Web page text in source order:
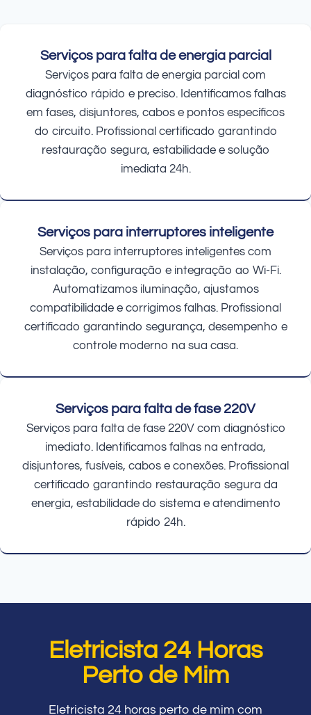
Serviços para falta de energia parcial
Serviços para falta de energia parcial com
diagnóstico rápido e preciso. Identificamos falhas
em fases, disjuntores, cabos e pontos específicos
do circuito. Profissional certificado garantindo
restauração segura, estabilidade e solução
imediata 24h.
Serviços para interruptores inteligente
Serviços para interruptores inteligentes com
instalação, configuração e integração ao Wi-Fi.
Automatizamos iluminação, ajustamos
compatibilidade e corrigimos falhas. Profissional
certificado garantindo segurança, desempenho e
controle moderno na sua casa.
Serviços para falta de fase 220V
Serviços para falta de fase 220V com diagnóstico
imediato. Identificamos falhas na entrada,
disjuntores, fusíveis, cabos e conexões. Profissional
certificado garantindo restauração segura da
energia, estabilidade do sistema e atendimento
rápido 24h.
Eletricista 24 Horas
Perto de Mim
Eletricista 24 horas perto de mim com